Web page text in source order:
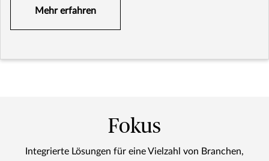
Mehr erfahren
Fokus
Integrierte Lösungen für eine Vielzahl von Branchen,